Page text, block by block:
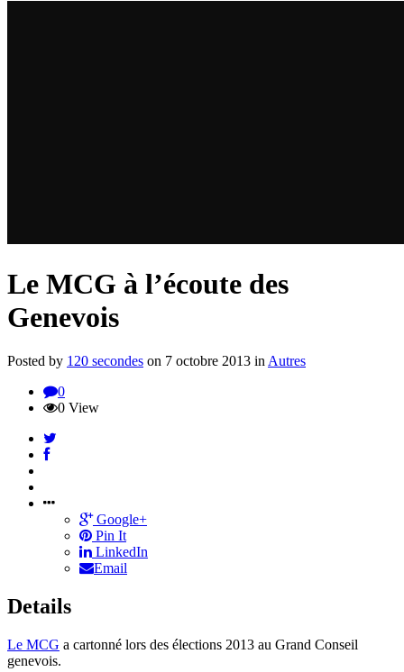
Le MCG à l’écoute des
Genevois
Posted by 120 secondes on 7 octobre 2013 in Autres
0
0 View
Google+
Pin It
LinkedIn
Email
Details
Le MCG a cartonné lors des élections 2013 au Grand Conseil
genevois.